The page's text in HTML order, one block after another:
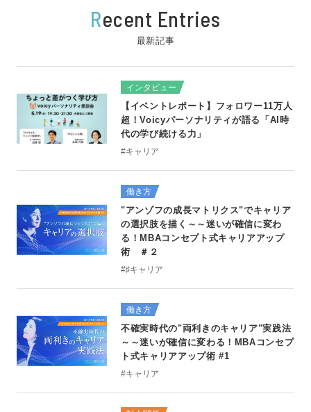
Recent Entries
最新記事
インタビュー
【イベントレポート】フォロワー11万人
超！Voicyパーソナリティが語る「AI時
代の学び続ける力」
#キャリア
働き方
"アンゾフの成長マトリクス"でキャリア
の選択肢を描く～～迷いが確信に変わ
る！MBAコンセプト式キャリアアップ
術 ＃２
#♯キャリア
働き方
不確実時代の"両利きのキャリア"実践法
～～迷いが確信に変わる！MBAコンセプ
ト式キャリアアップ術 #1
#キャリア